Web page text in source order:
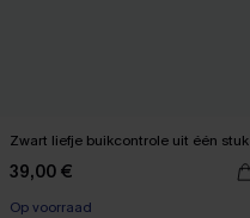
Zwart liefje buikcontrole uit één stuk
39,00 €
Op voorraad